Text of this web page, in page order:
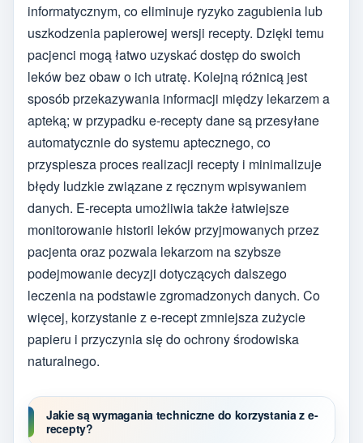
informatycznym, co eliminuje ryzyko zagubienia lub
uszkodzenia papierowej wersji recepty. Dzięki temu
pacjenci mogą łatwo uzyskać dostęp do swoich
leków bez obaw o ich utratę. Kolejną różnicą jest
sposób przekazywania informacji między lekarzem a
apteką; w przypadku e-recepty dane są przesyłane
automatycznie do systemu aptecznego, co
przyspiesza proces realizacji recepty i minimalizuje
błędy ludzkie związane z ręcznym wpisywaniem
danych. E-recepta umożliwia także łatwiejsze
monitorowanie historii leków przyjmowanych przez
pacjenta oraz pozwala lekarzom na szybsze
podejmowanie decyzji dotyczących dalszego
leczenia na podstawie zgromadzonych danych. Co
więcej, korzystanie z e-recept zmniejsza zużycie
papieru i przyczynia się do ochrony środowiska
naturalnego.
Jakie są wymagania techniczne do korzystania z e-
recepty?